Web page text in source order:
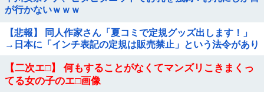
が行かないｗｗｗ
【悲報】 同人作家さん「夏コミで定規グッズ出します！」
→日本に「インチ表記の定規は販売禁止」という法令があり
【二次エ□】 何もすることがなくてマンズリこきまくっ
てる女の子のエ□画像